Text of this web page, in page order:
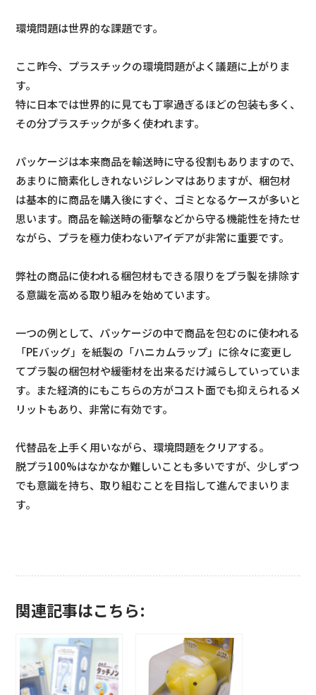
環境問題は世界的な課題です。
ここ昨今、プラスチックの環境問題がよく議題に上がりま
す。
特に日本では世界的に見ても丁寧過ぎるほどの包装も多く、
その分プラスチックが多く使われます。
パッケージは本来商品を輸送時に守る役割もありますので、
あまりに簡素化しきれないジレンマはありますが、梱包材
は基本的に商品を購入後にすぐ、ゴミとなるケースが多いと
思います。商品を輸送時の衝撃などから守る機能性を持たせ
ながら、プラを極力使わないアイデアが非常に重要です。
弊社の商品に使われる梱包材もできる限りをプラ製を排除す
る意識を高める取り組みを始めています。
一つの例として、パッケージの中で商品を包むのに使われる
「PEバッグ」を紙製の「ハニカムラップ」に徐々に変更し
てプラ製の梱包材や緩衝材を出来るだけ減らしていっていま
す。また経済的にもこちらの方がコスト面でも抑えられるメ
リットもあり、非常に有効です。
代替品を上手く用いながら、環境問題をクリアする。
脱プラ100%はなかなか難しいことも多いですが、少しずつ
でも意識を持ち、取り組むことを目指して進んでまいりま
す。
関連記事はこちら: